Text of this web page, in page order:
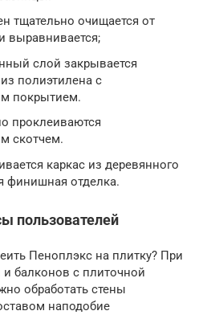
тщательно очищается от
выравнивается;
слой закрывается
полиэтилена с
покрытием.
проклеиваются
скотчем.
каркас из деревянного
финишная отделка.
пользователей
Пеноплэкс на плитку? При
балконов с плиточной
обработать стены
наподобие